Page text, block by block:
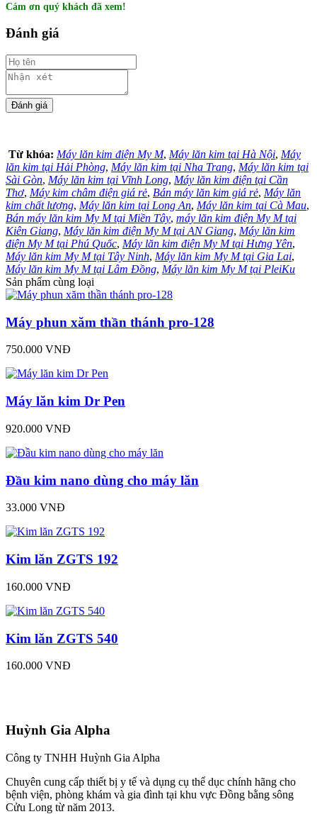
Cám ơn quý khách đã xem!
Đánh giá
Từ khóa: Máy lăn kim điện My M, Máy lăn kim tại Hà Nội, Máy
lăn kim tại Hải Phòng, Máy lăn kim tại Nha Trang, Máy lăn kim tại
Sài Gòn, Máy lăn kim tại Vĩnh Long, Máy lăn kim điện tại Cần
Thơ, Máy kim châm điện giá rẻ, Bán máy lăn kim giá rẻ, Máy lăn
kim chất lượng, Máy lăn kim tại Long An, Máy lăn kim tại Cà Mau,
Bán máy lăn kim My M tại Miền Tây, máy lăn kim điện My M tại
Kiên Giang, Máy lăn kim điện My M tại AN Giang, Máy lăn kim
điện My M tại Phú Quốc, Máy lăn kim điện My M tại Hưng Yên,
Máy lăn kim My M tại Tây Ninh, Máy lăn kim My M tại Gia Lai,
Máy lăn kim My M tại Lâm Đồng, Máy lăn kim My M tại PleiKu
Sản phẩm cùng loại
Máy phun xăm thần thánh pro-128
750.000 VNĐ
Máy lăn kim Dr Pen
920.000 VNĐ
Đầu kim nano dùng cho máy lăn
33.000 VNĐ
Kim lăn ZGTS 192
160.000 VNĐ
Kim lăn ZGTS 540
160.000 VNĐ
Huỳnh Gia Alpha
Công ty TNHH Huỳnh Gia Alpha
Chuyên cung cấp thiết bị y tế và dụng cụ thể dục chính hãng cho
bệnh viện, phòng khám và gia đình tại khu vực Đồng bằng sông
Cửu Long từ năm 2013.